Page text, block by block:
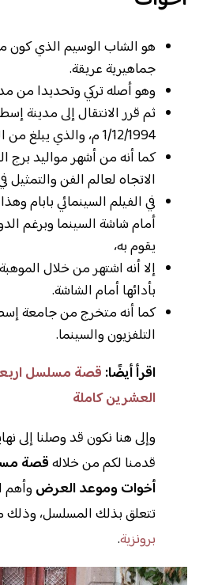
هو الشاب الوسيم الذي كون
جماهيرية عريقة.
وهو أصله تركي وتحديدا من
ثم قرر الانتقال إلى مدينة
1/12/1994 م، والذي يبلغ من العمر الأن 27 سنة.
كما أنه من أشهر مواليد برج
الاتجاه لعالم الفن والتمثيل في سنة
في الفيلم السينمائي بابام
أمام شاشة السينما وبرغم
يقوم به،
إلا أنه اشتهر من خلال
بأدائها أمام الشاشة.
كما أنه متخرج من جامعة
التلفزيون والسينما.
اقرأ أيضًا:قصة مسلسل
العشرين كاملة
وإلى هنا نكون قد وصلنا إلى
قدمنا لكم من خلالهقصة
أخوات وموعد العرض وأهم
تتعلق بذلك المسلسل،
برونزية.